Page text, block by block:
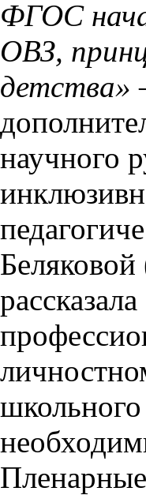
ФГОС
ОВЗ,
детства»
научного
школьного